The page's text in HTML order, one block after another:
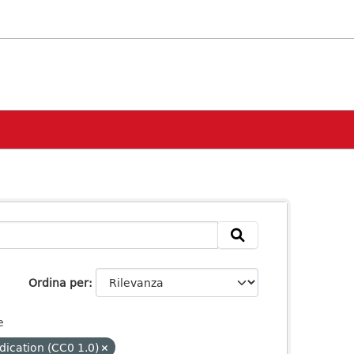
Ordina per
(CC0 1.0)